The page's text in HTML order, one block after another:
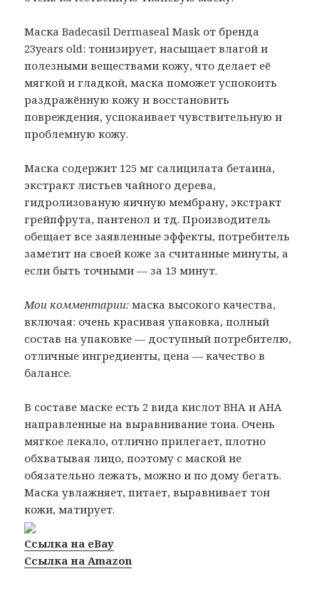
Маска Badecasil Dermaseal Mask от бренда
23years old: тонизирует, насыщает влагой и
полезными веществами кожу, что делает её
мягкой и гладкой, маска поможет успокоить
раздражённую кожу и восстановить
повреждения, успокаивает чувствительную и
проблемную кожу.
Маска содержит 125 мг салицилата бетаина,
экстракт листьев чайного дерева,
гидролизованую яичную мембрану, экстракт
грейпфрута, пантенол и тд. Производитель
обещает все заявленные эффекты, потребитель
заметит на своей коже за считанные минуты, а
если быть точными — за 13 минут.
Мои комментарии: маска высокого качества,
включая: очень красивая упаковка, полный
состав на упаковке — доступный потребителю,
отличные ингредиенты, цена — качество в
балансе.
В составе маске есть 2 вида кислот BHA и AHA
направленные на выравнивание тона. Очень
мягкое лекало, отлично прилегает, плотно
обхватывая лицо, поэтому с маской не
обязательно лежать, можно и по дому бегать.
Маска увлажняет, питает, выравнивает тон
кожи, матирует.
Ссылка на eBay
Ссылка на Amazon